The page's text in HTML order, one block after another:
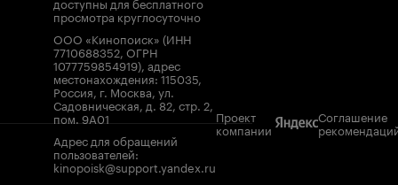
просмотра круглосуточно
ООО «Кинопоиск» (ИНН
7710688352, ОГРН
1077759854919), адрес
местонахождения: 115035,
Россия, г. Москва, ул.
Садовническая, д. 82, стр. 2,
пом. 9А01
Адрес для обращений
пользователей:
kinopoisk@support.yandex.ru
Проект
компании
Соглашение